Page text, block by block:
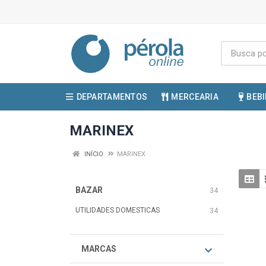
DEPARTAMENTOS MERCEARIA
MARINEX
INÍCIO MARINEX
BAZAR 34
UTILIDADES DOMESTICAS 34
MARCAS